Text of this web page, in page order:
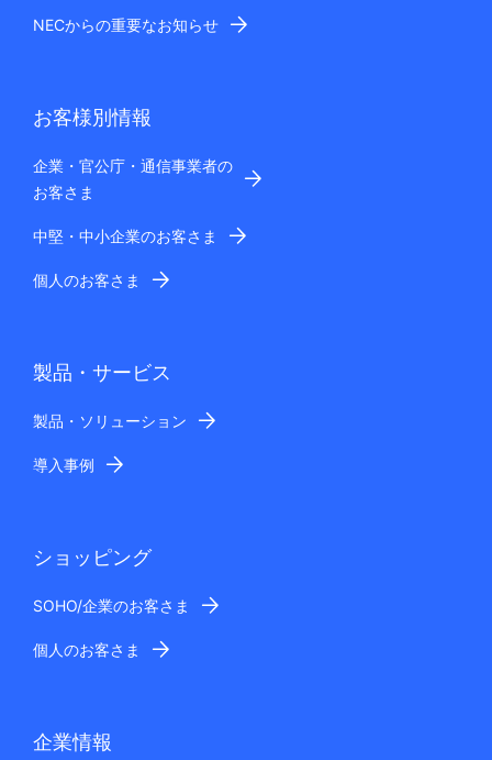
NECからの重要なお知らせ
お客様別情報
企業・官公庁・通信事業者の
お客さま
中堅・中小企業のお客さま
個人のお客さま
製品・サービス
製品・ソリューション
導入事例
ショッピング
SOHO/企業のお客さま
個人のお客さま
企業情報